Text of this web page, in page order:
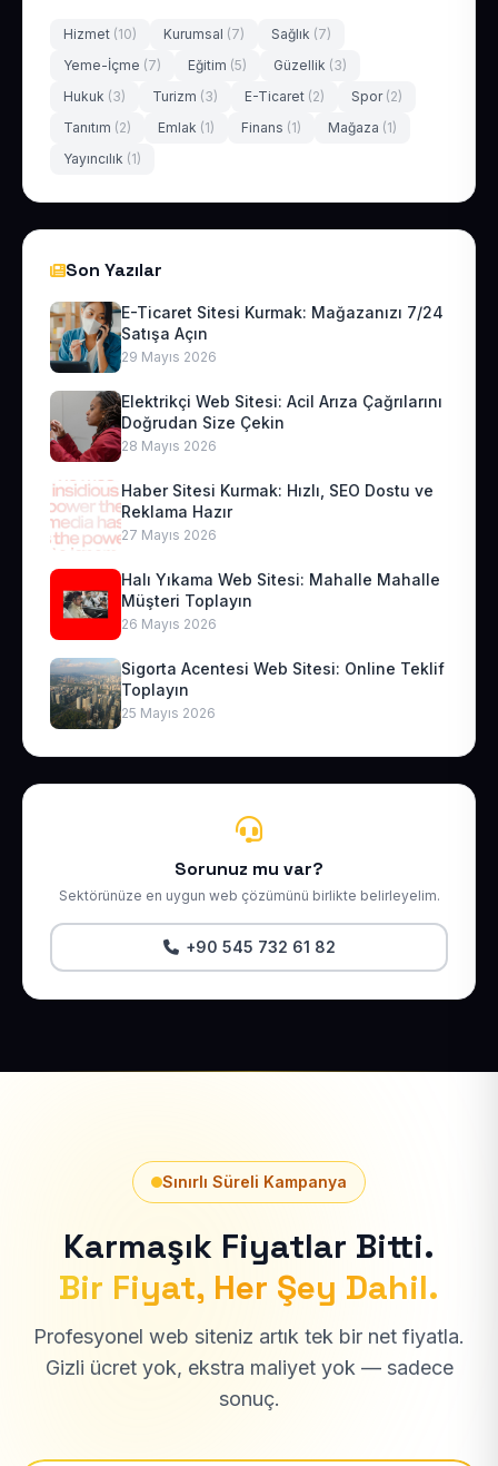
Hizmet (10) Kurumsal (7) Sağlık (7)
Yeme-İçme (7) Eğitim (5) Güzellik (3)
Hukuk (3) Turizm (3) E-Ticaret (2) Spor (2)
Tanıtım (2) Emlak (1) Finans (1) Mağaza (1)
Yayıncılık (1)
Son Yazılar
E-Ticaret Sitesi Kurmak: Mağazanızı 7/24
Satışa Açın
29 Mayıs 2026
Elektrikçi Web Sitesi: Acil Arıza Çağrılarını
Doğrudan Size Çekin
28 Mayıs 2026
Haber Sitesi Kurmak: Hızlı, SEO Dostu ve
Reklama Hazır
27 Mayıs 2026
Halı Yıkama Web Sitesi: Mahalle Mahalle
Müşteri Toplayın
26 Mayıs 2026
Sigorta Acentesi Web Sitesi: Online Teklif
Toplayın
25 Mayıs 2026
Sorunuz mu var?
Sektörünüze en uygun web çözümünü birlikte belirleyelim.
+90 545 732 61 82
Sınırlı Süreli Kampanya
Karmaşık Fiyatlar Bitti.
Bir Fiyat, Her Şey Dahil.
Profesyonel web siteniz artık tek bir net fiyatla.
Gizli ücret yok, ekstra maliyet yok — sadece
sonuç.